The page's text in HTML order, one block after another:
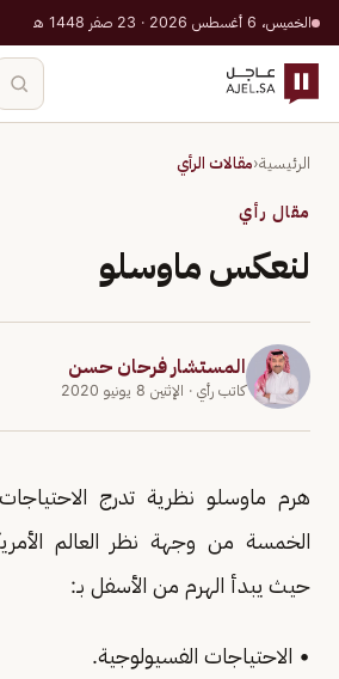
الخميس، 6 أغسطس 2026 · 23 صفر 1448 هـ
الرئيسية‹مقالات الرأي
مقال رأي
لنعكس ماوسلو
المستشار فرحان حسن
كاتب رأي · الإثنين 8 يونيو 2020
هرم ماوسلو نظرية تدرج الاحتياجات
الخمسة من وجهة نظر العالم
حيث يبدأ الهرم من الأسفل بـ:
• الاحتياجات الفسيولوجية.